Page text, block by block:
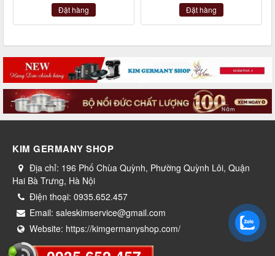
Đặt hàng Đặt hàng
KIM GERMANY SHOP
Địa chỉ: 196 Phố Chùa Quỳnh, Phường Quỳnh Lôi, Quận
Hai Bà Trưng, Hà Nội
Điện thoại: 0935.652.457
Email: saleskimservice@gmail.com
Website: https://kimgermanyshop.com/